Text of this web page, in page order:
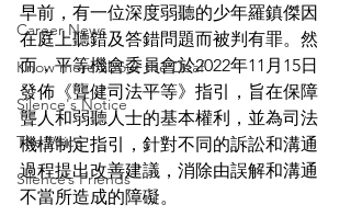
Career News
Know more about the Deaf
Silence's Notice
The Voice
Silence’s Friends
早前，有一位深度弱聽的少年羅鎮傑因
在庭上聽錯及答錯問題而被判有罪。然
而，平等機會委員會於2022年11月15日
發佈《聾健司法平等》指引，旨在保障
聾人和弱聽人士的基本權利，並為司法
機構制定指引，針對不同的訴訟和溝通
過程提出改善建議，消除由誤解和溝通
不當所造成的障礙。